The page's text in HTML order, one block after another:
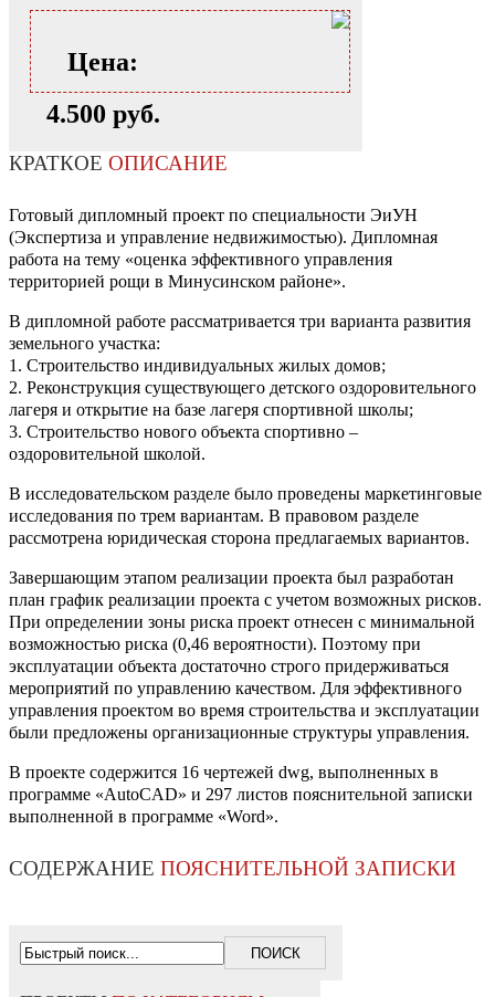
Цена:
4.500 руб.
КРАТКОЕ ОПИСАНИЕ
Готовый дипломный проект по специальности ЭиУН
(Экспертиза и управление недвижимостью). Дипломная
работа на тему «оценка эффективного управления
территорией рощи в Минусинском районе».
В дипломной работе рассматривается три варианта развития
земельного участка:
1. Строительство индивидуальных жилых домов;
2. Реконструкция существующего детского оздоровительного
лагеря и открытие на базе лагеря спортивной школы;
3. Строительство нового объекта спортивно –
оздоровительной школой.
В исследовательском разделе было проведены маркетинговые
исследования по трем вариантам. В правовом разделе
рассмотрена юридическая сторона предлагаемых вариантов.
Завершающим этапом реализации проекта был разработан
план график реализации проекта с учетом возможных рисков.
При определении зоны риска проект отнесен с минимальной
возможностью риска (0,46 вероятности). Поэтому при
эксплуатации объекта достаточно строго придерживаться
мероприятий по управлению качеством. Для эффективного
управления проектом во время строительства и эксплуатации
были предложены организационные структуры управления.
В проекте содержится 16 чертежей dwg, выполненных в
программе «AutoCAD» и 297 листов пояснительной записки
выполненной в программе «Word».
СОДЕРЖАНИЕ ПОЯСНИТЕЛЬНОЙ ЗАПИСКИ